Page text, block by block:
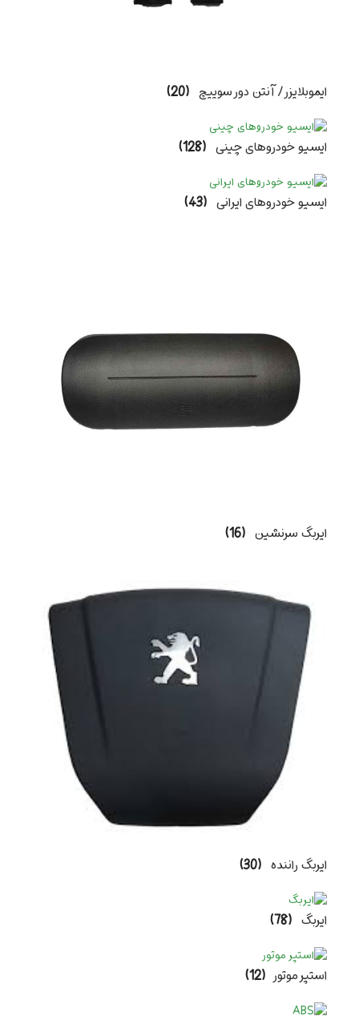
ایموبلایزر/ آنتن دور سوییچ (20)
ایسیو خودروهای چینی (128)
ایسیو خودروهای ایرانی (43)
ایربگ سرنشین (16)
ایربگ راننده (30)
ایربگ (78)
استپر موتور (12)